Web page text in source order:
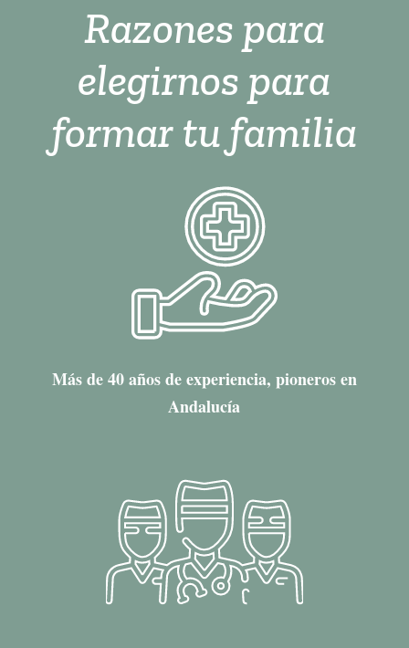
Razones para
elegirnos para
formar tu familia
Más de 40 años de experiencia, pioneros en
Andalucía